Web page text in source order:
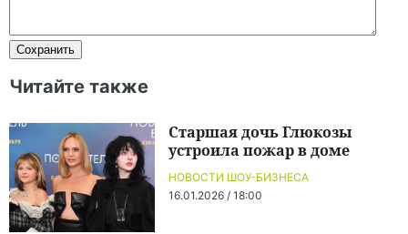
Читайте также
НОВОСТИ ШОУ-БИЗНЕСА
16.01.2026 / 18:00
Старшая дочь Глюкозы
устроила пожар в доме